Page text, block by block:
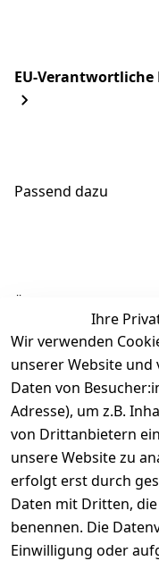
EU-Verantwortliche
Passend dazu
Ähnliche Produkte
Ihre
Wir verwenden
unserer Website
Daten von
Adresse), um z.B.
von Drittanbietern
unsere Website zu
erfolgt erst durch
Daten mit Dritten,
benennen. Die
Einwilligung oder
Rechtliches
AGB
Impressum
Datenschutze
rklärung
Über
Kontakt